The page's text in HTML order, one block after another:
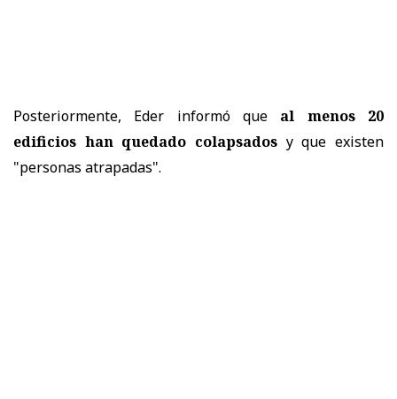
Posteriormente, Eder informó que al menos 20
edificios han quedado colapsados y que existen
"personas atrapadas".